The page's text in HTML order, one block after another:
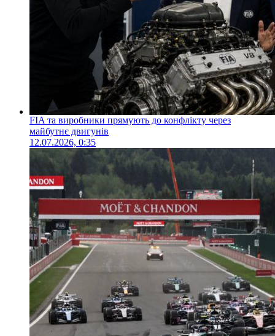
FIA та виробники прямують до конфлікту через
майбутнє двигунів
12.07.2026, 0:35